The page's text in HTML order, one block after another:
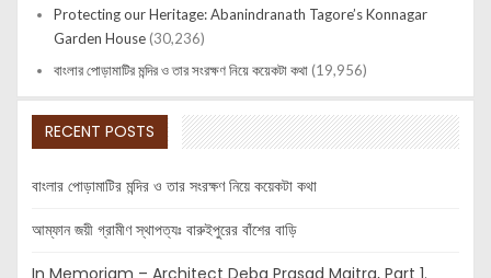
Protecting our Heritage: Abanindranath Tagore’s Konnagar
Garden House (30,236)
বাংলার পোড়ামাটির মন্দির ও তার সংরক্ষণ নিয়ে কয়েকটা কথা (19,956)
RECENT POSTS
বাংলার পোড়ামাটির মন্দির ও তার সংরক্ষণ নিয়ে কয়েকটা কথা
আম্ফান জয়ী গ্রামীণ স্থাপত্যঃ বারুইপুরের বাঁশের বাড়ি
In Memoriam – Architect Deba Prasad Maitra, Part 1.